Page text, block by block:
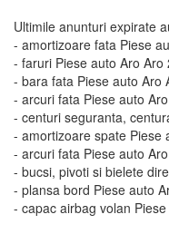
Ultimile anunturi expirate
- amortizoare fata Piese
- faruri Piese auto Aro Aro
- bara fata Piese auto Aro
- arcuri fata Piese auto
- centuri seguranta,
- amortizoare spate Piese
- arcuri fata Piese auto
- bucsi, pivoti si bielete
- plansa bord Piese auto
- capac airbag volan